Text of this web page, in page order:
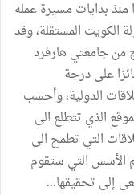
بدايات مسيرة عمله
الكويت المستقلة، وقد
من جامعتي هارفرد
على درجة
الدولية، وأحسب
الذي تتطلع الى
التي تطمح الى
الأسس التي ستقوم
إلى تحقيقها...